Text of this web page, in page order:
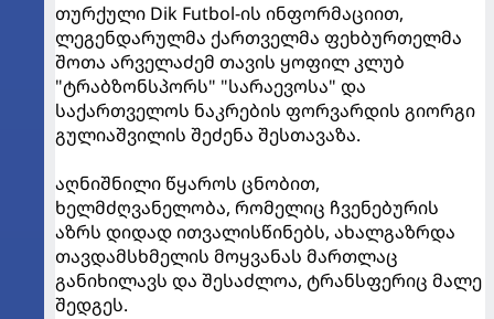
თურქული Dik Futbol-ის ინფორმაციით,
ლეგენდარულმა ქართველმა ფეხბურთელმა
შოთა არველაძემ თავის ყოფილ კლუბ
"ტრაბზონსპორს" "სარაევოსა" და
საქართველოს ნაკრების ფორვარდის გიორგი
გულიაშვილის შეძენა შესთავაზა.
აღნიშნილი წყაროს ცნობით,
ხელმძღვანელობა, რომელიც ჩვენებურის
აზრს დიდად ითვალისწინებს, ახალგაზრდა
თავდამსხმელის მოყვანას მართლაც
განიხილავს და შესაძლოა, ტრანსფერიც მალე
შედგეს.